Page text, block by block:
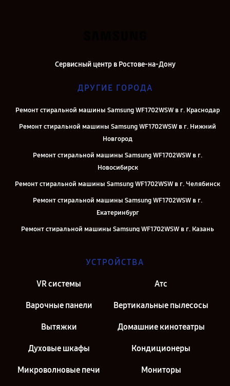
Сервисный центр в Ростове-на-Дону
ДРУГИЕ ГОРОДА
Ремонт стиральной машины Samsung WF1702WSW в г. Краснодар
Ремонт стиральной машины Samsung WF1702WSW в г. Нижний
Новгород
Ремонт стиральной машины Samsung WF1702WSW в г.
Новосибирск
Ремонт стиральной машины Samsung WF1702WSW в г. Челябинск
Ремонт стиральной машины Samsung WF1702WSW в г.
Екатеринбург
Ремонт стиральной машины Samsung WF1702WSW в г. Казань
Ремонт стиральной машины Samsung WF1702WSW в г. Санкт-
УСТРОЙСТВА
VR системы Атс
Варочные панели Вертикальные пылесосы
Вытяжки Домашние кинотеатры
Духовые шкафы Кондиционеры
Микроволновые печи Мониторы